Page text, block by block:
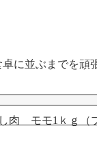
に並ぶまでを頑
モモ1ｋｇ（ブ